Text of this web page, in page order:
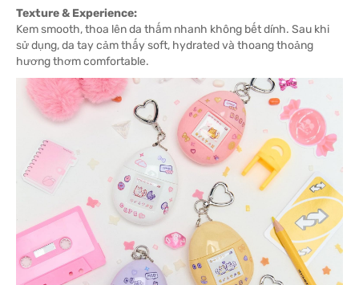
Texture & Experience:
Kem smooth, thoa lên da thấm nhanh không bết dính. Sau khi
sử dụng, da tay cảm thấy soft, hydrated và thoang thoảng
hương thơm comfortable.